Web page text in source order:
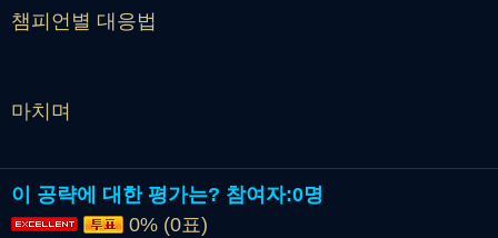
챔피언별 대응법
마치며
이 공략에 대한 평가는? 참여자:0명
0% (0표)